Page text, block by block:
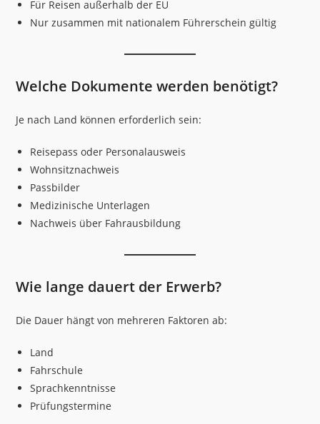
Für Reisen außerhalb der EU
Nur zusammen mit nationalem Führerschein gültig
Welche Dokumente werden benötigt?
Je nach Land können erforderlich sein:
Reisepass oder Personalausweis
Wohnsitznachweis
Passbilder
Medizinische Unterlagen
Nachweis über Fahrausbildung
Wie lange dauert der Erwerb?
Die Dauer hängt von mehreren Faktoren ab:
Land
Fahrschule
Sprachkenntnisse
Prüfungstermine